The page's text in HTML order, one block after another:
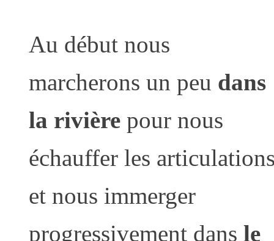
Au début nous
marcherons un peu dans
la rivièrepour nous
échauffer les
et nous immerger
progressivement dans le